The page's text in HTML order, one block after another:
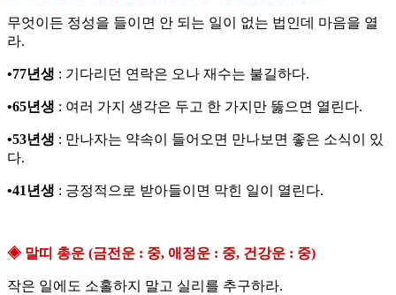
무엇이든 정성을 들이면 안 되는 일이 없는 법인데 마음을 열
라.
•77년생 : 기다리던 연락은 오나 재수는 불길하다.
•65년생 : 여러 가지 생각은 두고 한 가지만 뚫으면 열린다.
•53년생 : 만나자는 약속이 들어오면 만나보면 좋은 소식이 있
다.
•41년생 : 긍정적으로 받아들이면 막힌 일이 열린다.
◈ 말띠 총운 (금전운 : 중, 애정운 : 중, 건강운 : 중)
작은 일에도 소홀하지 말고 실리를 추구하라.